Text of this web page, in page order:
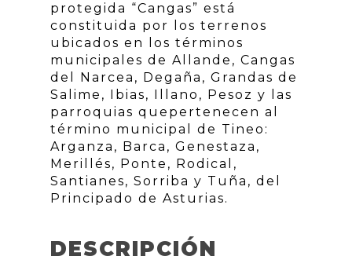
protegida “Cangas” está
constituida por los terrenos
ubicados en los términos
municipales de Allande, Cangas
del Narcea, Degaña, Grandas de
Salime, Ibias, Illano, Pesoz y las
parroquias quepertenecen al
término municipal de Tineo:
Arganza, Barca, Genestaza,
Merillés, Ponte, Rodical,
Santianes, Sorriba y Tuña, del
Principado de Asturias.
DESCRIPCIÓN